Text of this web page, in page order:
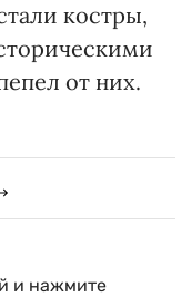
костры,
от них.
и нажмите